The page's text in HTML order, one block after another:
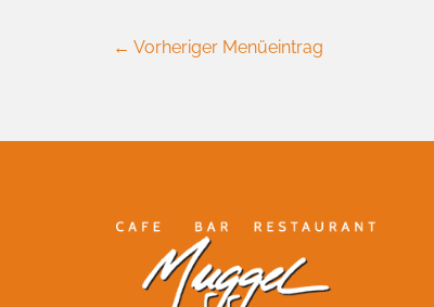
← Vorheriger Menüeintrag